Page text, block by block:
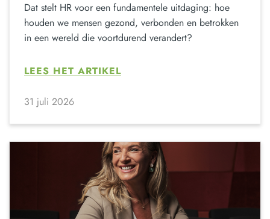
Dat stelt HR voor een fundamentele uitdaging: hoe
houden we mensen gezond, verbonden en betrokken
in een wereld die voortdurend verandert?
LEES HET ARTIKEL
31 juli 2026